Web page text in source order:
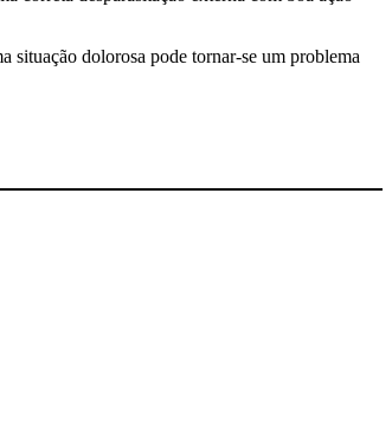
situação dolorosa pode tornar-se um problema